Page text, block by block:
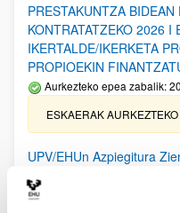
PRESTAKUNTZA
KONTRATATZEKO 2026 I
IKERTALDE/IKERKETA
PROPIOEKIN
Aurkezteko epea zabalik:
ESKAERAK
UPV/EHUn Azpiegitura